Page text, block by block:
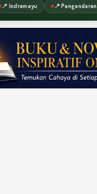
📍 Indramayu 📍 Pangandaran